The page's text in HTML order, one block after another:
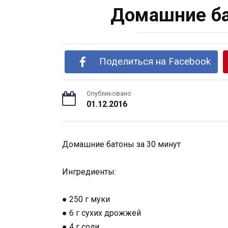
Домашние
Поделиться на Facebook
Опубликовано
01.12.2016
Домашние батоны за 30 минут
Ингредиенты:
● 250 г муки
● 6 г сухих дрожжей